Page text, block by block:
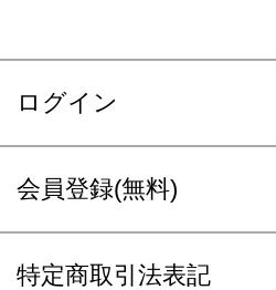
ログイン
会員登録(無料)
特定商取引法表記